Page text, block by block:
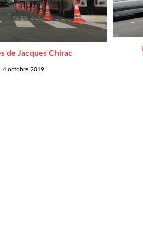
de Jacques Chirac
4 octobre 2019